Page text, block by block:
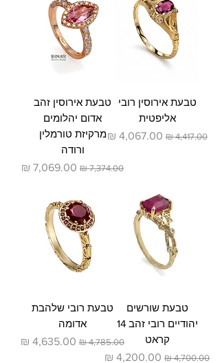
טבעת אירוסין רובי
אליפטית
מחיר רגיל‏4,417.00 ‏₪ מחיר מבצע
טבעת אירוסין זהב
אדום יהלומים
מרקיזת טורמלין
ורודה
מחיר רגיל מחיר מבצע
טבעת שורשים
יהודיים רובי זהב 14
קראט
מחיר רגיל מחיר מבצע
טבעת רובי שלהבת
אדומה
מחיר רגיל מחיר מבצע